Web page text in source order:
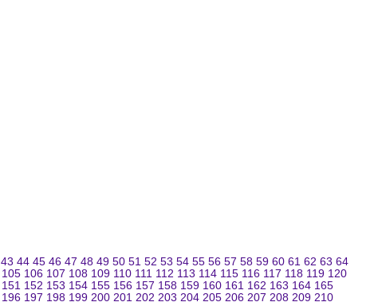
43 44 45 46 47 48 49 50 51 52 53 54 55 56 57 58 59 60 61 62 63 64
105 106 107 108 109 110 111 112 113 114 115 116 117 118 119 120
151 152 153 154 155 156 157 158 159 160 161 162 163 164 165
196 197 198 199 200 201 202 203 204 205 206 207 208 209 210